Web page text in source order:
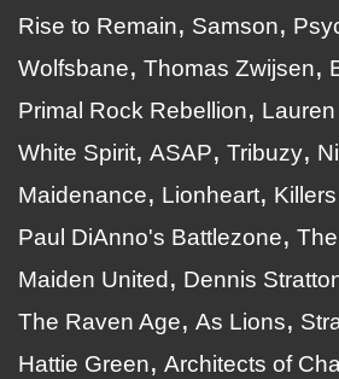
Rise to Remain
Samson
Wolfsbane
Thomas Zwijsen
Primal Rock Rebellion
White Spirit ASAP Tribuzy
Maidenance
Lionheart
Killers
Paul DiAnno's Battlezone
Maiden United
Dennis
The Raven Age
As Lions
Hattie Green
Architects of